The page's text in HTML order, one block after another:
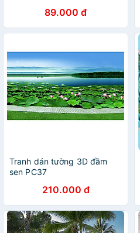
89.000 đ
Tranh dán tường 3D đầm
sen PC37
210.000 đ